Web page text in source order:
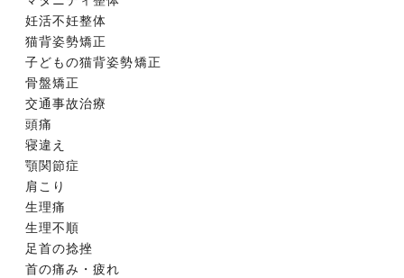
妊活不妊整体
猫背姿勢矯正
子どもの猫背姿勢矯正
骨盤矯正
交通事故治療
頭痛
寝違え
顎関節症
肩こり
生理痛
生理不順
足首の捻挫
首の痛み・疲れ